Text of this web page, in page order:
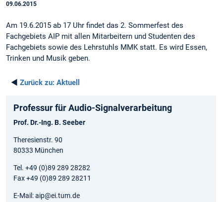
09.06.2015
Am 19.6.2015 ab 17 Uhr findet das 2. Sommerfest des
Fachgebiets AIP mit allen Mitarbeitern und Studenten des
Fachgebiets sowie des Lehrstuhls MMK statt. Es wird Essen,
Trinken und Musik geben.
◄ Zurück zu: Aktuell
Professur für Audio-Signalverarbeitung
Prof. Dr.-Ing. B. Seeber
Theresienstr. 90
80333 München
Tel. +49 (0)89 289 28282
Fax +49 (0)89 289 28211
E-Mail: aip@ei.tum.de